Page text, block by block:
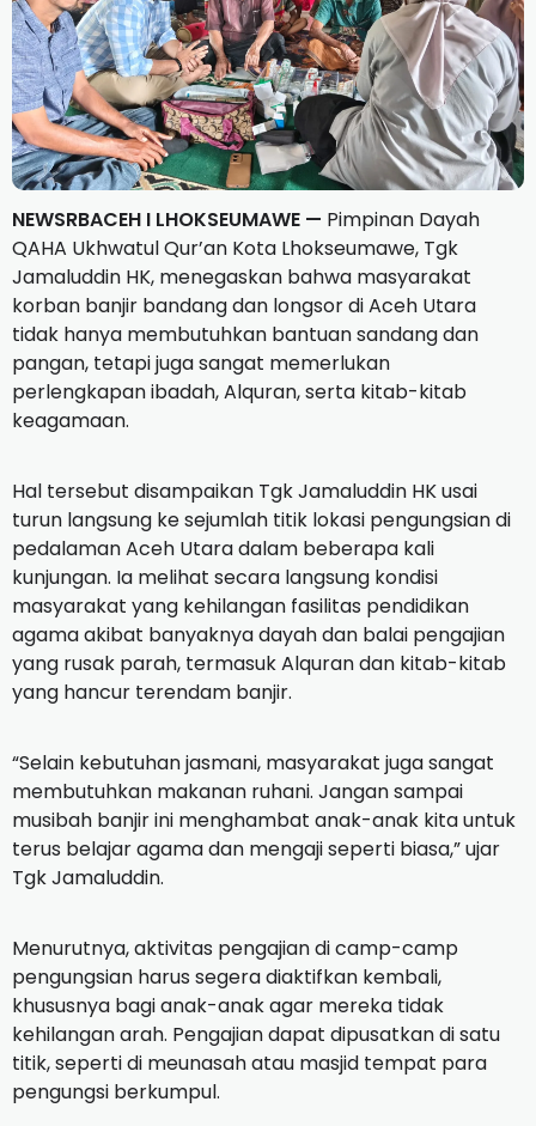
NEWSRBACEH I LHOKSEUMAWE — Pimpinan Dayah
QAHA Ukhwatul Qur’an Kota Lhokseumawe, Tgk
Jamaluddin HK, menegaskan bahwa masyarakat
korban banjir bandang dan longsor di Aceh Utara
tidak hanya membutuhkan bantuan sandang dan
pangan, tetapi juga sangat memerlukan
perlengkapan ibadah, Alquran, serta kitab-kitab
keagamaan.
Hal tersebut disampaikan Tgk Jamaluddin HK usai
turun langsung ke sejumlah titik lokasi pengungsian di
pedalaman Aceh Utara dalam beberapa kali
kunjungan. Ia melihat secara langsung kondisi
masyarakat yang kehilangan fasilitas pendidikan
agama akibat banyaknya dayah dan balai pengajian
yang rusak parah, termasuk Alquran dan kitab-kitab
yang hancur terendam banjir.
“Selain kebutuhan jasmani, masyarakat juga sangat
membutuhkan makanan ruhani. Jangan sampai
musibah banjir ini menghambat anak-anak kita untuk
terus belajar agama dan mengaji seperti biasa,” ujar
Tgk Jamaluddin.
Menurutnya, aktivitas pengajian di camp-camp
pengungsian harus segera diaktifkan kembali,
khususnya bagi anak-anak agar mereka tidak
kehilangan arah. Pengajian dapat dipusatkan di satu
titik, seperti di meunasah atau masjid tempat para
pengungsi berkumpul.